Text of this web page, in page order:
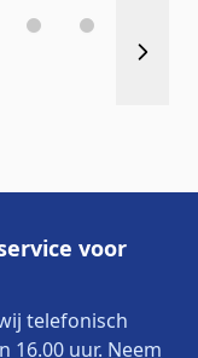
voor
telefonisch
16.00 uur. Neem